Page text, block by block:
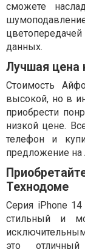
сможете
данных.
Лучшая цена
Стоимость
высокой, но в
приобрести
низкой цене.
телефон и
предложение на
Технодоме
Серия iPhone
стильный и
это